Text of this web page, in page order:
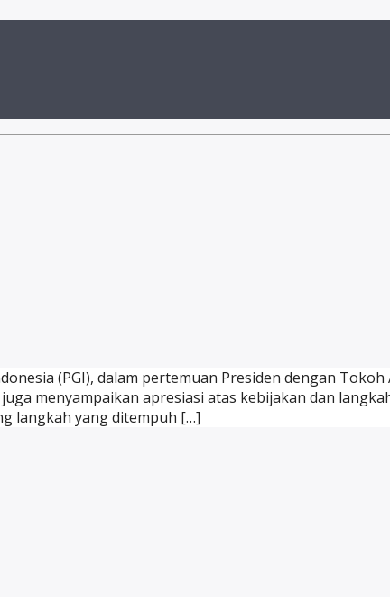
(PGI), dalam pertemuan Presiden dengan
menyampaikan apresiasi atas kebijakan dan
langkah yang ditempuh […]